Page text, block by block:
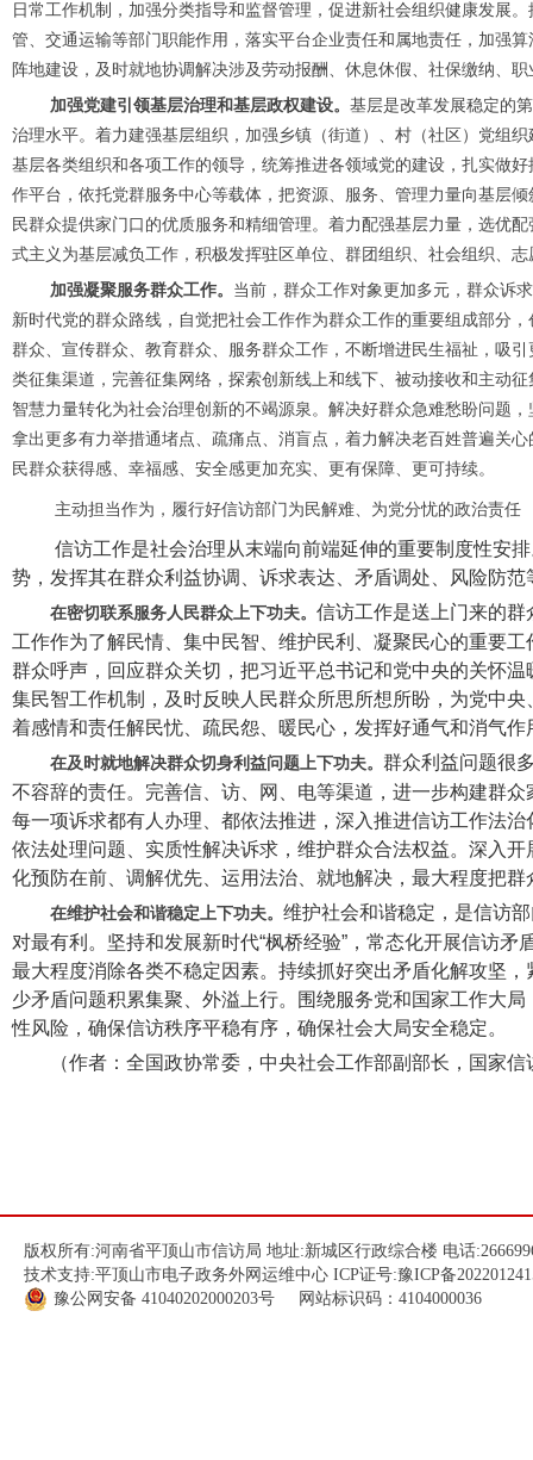
日常工作机制，加强分类指导和监督管理，促进新社会组织健康发展
管、交通运输等部门职能作用，落实平台企业责任和属地责任，加强
阵地建设，及时就地协调解决涉及劳动报酬、休息休假、社保缴纳、
加强党建引领基层治理和基层政权建设。 基层是改革发展稳定的
治理水平。着力建强基层组织，加强乡镇（街道）、村（社区）党组
基层各类组织和各项工作的领导，统筹推进各领域党的建设，扎实做
作平台，依托党群服务中心等载体，把资源、服务、管理力量向基层
民群众提供家门口的优质服务和精细管理。着力配强基层力量，选优
式主义为基层减负工作，积极发挥驻区单位、群团组织、社会组织、
加强凝聚服务群众工作。 当前，群众工作对象更加多元，群众诉
新时代党的群众路线，自觉把社会工作作为群众工作的重要组成部分
群众、宣传群众、教育群众、服务群众工作，不断增进民生福祉，吸
类征集渠道，完善征集网络，探索创新线上和线下、被动接收和主动
智慧力量转化为社会治理创新的不竭源泉。解决好群众急难愁盼问题
拿出更多有力举措通堵点、疏痛点、消盲点，着力解决老百姓普遍关
民群众获得感、幸福感、安全感更加充实、更有保障、更可持续。
主动担当作为，履行好信访部门为民解难、为党分忧的政治责任
信访工作是社会治理从末端向前端延伸的重要制度性安
势，发挥其在群众利益协调、诉求表达、矛盾调处、风险防范
在密切联系服务人民群众上下功夫。 信访工作是送上门来的
工作作为了解民情、集中民智、维护民利、凝聚民心的重要
群众呼声，回应群众关切，把习近平总书记和党中央的关怀
集民智工作机制，及时反映人民群众所思所想所盼，为党中
着感情和责任解民忧、疏民怨、暖民心，发挥好通气和消气
在及时就地解决群众切身利益问题上下功夫。 群众利益问题很
不容辞的责任。完善信、访、网、电等渠道，进一步构建群
每一项诉求都有人办理、都依法推进，深入推进信访工作法
依法处理问题、实质性解决诉求，维护群众合法权益。深入
化预防在前、调解优先、运用法治、就地解决，最大程度把
在维护社会和谐稳定上下功夫。 维护社会和谐稳定，是信访
对最有利。坚持和发展新时代“枫桥经验”，常态化开展信访
最大程度消除各类不稳定因素。持续抓好突出矛盾化解攻坚
少矛盾问题积累集聚、外溢上行。围绕服务党和国家工作大
性风险，确保信访秩序平稳有序，确保社会大局安全稳定。
（作者：全国政协常委，中央社会工作部副部长，国家信
版权所有:河南省平顶山市信访局 地址:新城区行政综合楼 电话
技术支持:平顶山市电子政务外网运维中心 ICP证号:豫ICP备
豫公网安备 41040202000203号 网站标识码：4104000036